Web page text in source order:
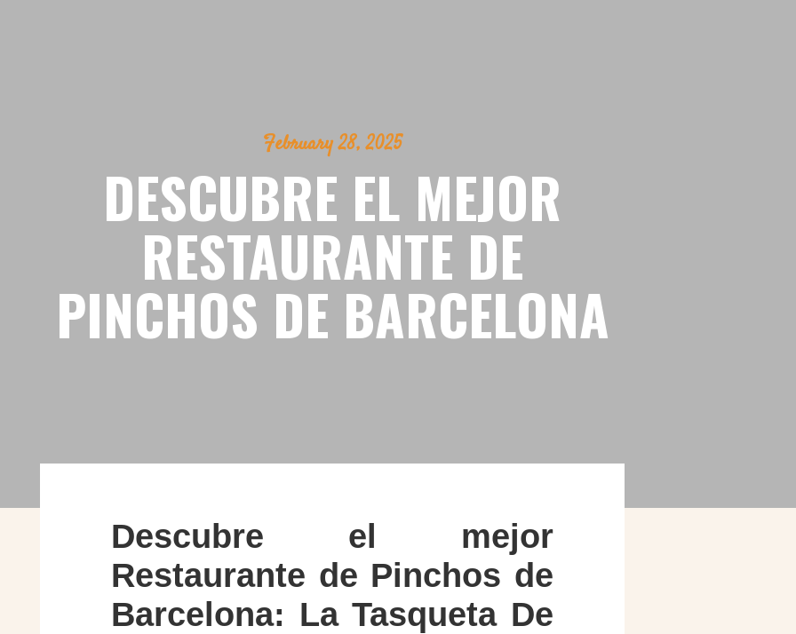
February 28, 2025
DESCUBRE EL MEJOR
RESTAURANTE DE
PINCHOS DE BARCELONA
Descubre el mejor
Restaurante de Pinchos de
Barcelona: La Tasqueta De